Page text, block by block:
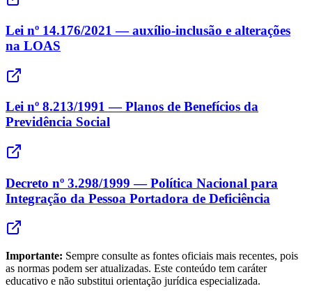
Lei nº 14.176/2021 — auxílio-inclusão e alterações
na LOAS
Lei nº 8.213/1991 — Planos de Benefícios da
Previdência Social
Decreto nº 3.298/1999 — Política Nacional para
Integração da Pessoa Portadora de Deficiência
Importante: Sempre consulte as fontes oficiais mais recentes, pois
as normas podem ser atualizadas. Este conteúdo tem caráter
educativo e não substitui orientação jurídica especializada.